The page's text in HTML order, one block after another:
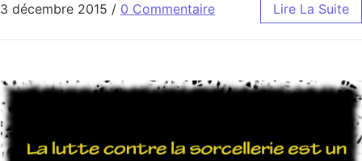
3 décembre 2015 / 0 Commentaire Lire La Suite